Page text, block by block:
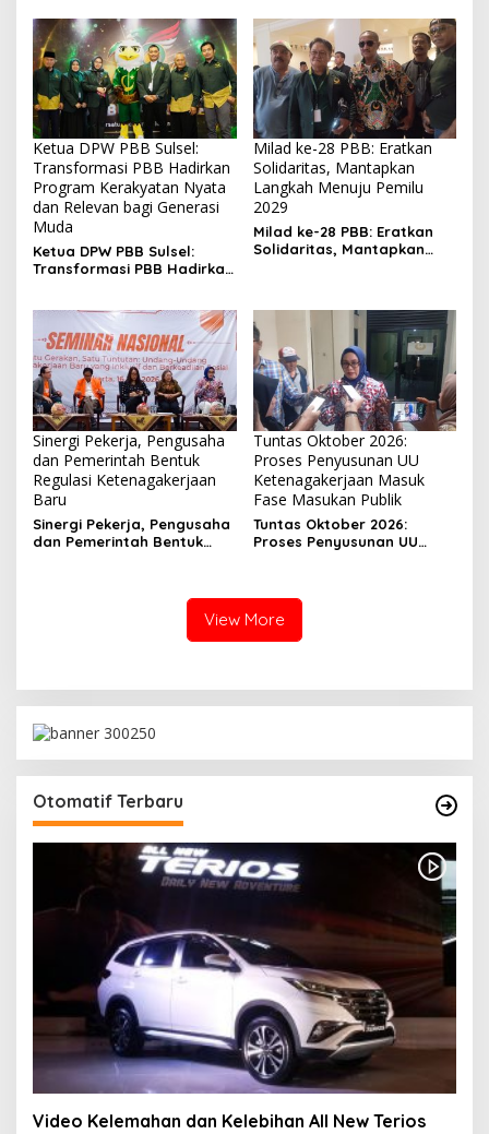
Konsolidasi Jelang
Musancab 13 September
2026
Ketua DPW PBB Sulsel:
Transformasi PBB Hadirkan
Program Kerakyatan Nyata
dan Relevan bagi Generasi
Muda
Ketua DPW PBB Sulsel:
Transformasi PBB Hadirkan
Generasi Muda
Milad ke-28 PBB: Eratkan
Solidaritas, Mantapkan
Langkah Menuju Pemilu
2029
Milad ke-28 PBB: Eratkan
Solidaritas, Mantapkan
Sinergi Pekerja, Pengusaha
dan Pemerintah Bentuk
Regulasi Ketenagakerjaan
Baru
Sinergi Pekerja, Pengusaha
dan Pemerintah Bentuk
Tuntas Oktober 2026:
Proses Penyusunan UU
Ketenagakerjaan Masuk
Fase Masukan Publik
Tuntas Oktober 2026:
Proses Penyusunan UU
View More
Otomatif Terbaru
Video Kelemahan dan Kelebihan All New Terios